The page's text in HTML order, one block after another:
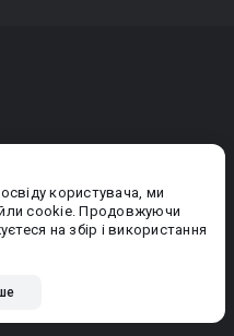
користувача, ми
cookie. Продовжуючи
на збір і використання